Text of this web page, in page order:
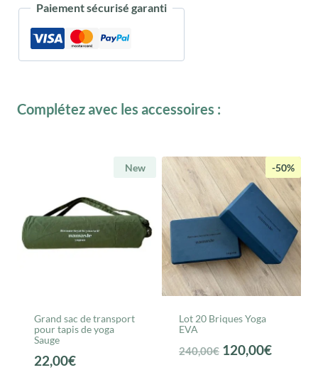
taupePaiement sécurisé garanti
Complétez avec les accessoires :
New
Grand sac de transport
pour tapis de yoga
Sauge
22,00€
-50%
Lot 20 Briques Yoga
EVA
240,00€ Le
120,00€Le